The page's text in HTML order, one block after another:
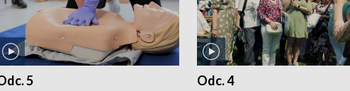
5 Odc. 4